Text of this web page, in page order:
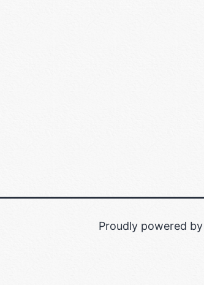
Proudly powered by